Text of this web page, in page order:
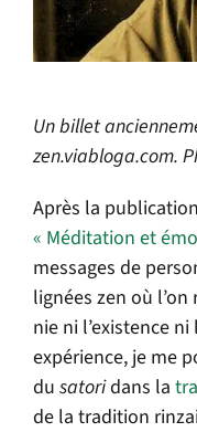
Un billet
zen.viabloga.com.
Après la
« Méditation et
messages de
lignées zen où l’on
nie ni l’existence
expérience, je me
du satoridans la
de la tradition